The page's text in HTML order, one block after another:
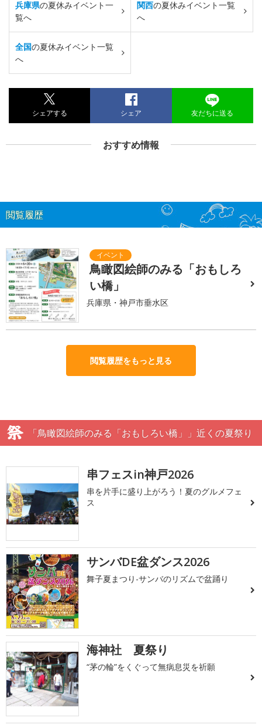
兵庫県の夏休みイベント一
覧へ
関西の夏休みイベント一覧
へ
全国の夏休みイベント一覧
へ
シェアする シェア 友だちに送る
おすすめ情報
閲覧履歴
鳥瞰図絵師のみる「おもしろ
い橋」
兵庫県・神戸市垂水区
閲覧履歴をもっと見る
「鳥瞰図絵師のみる「おもしろい橋」」近くの夏祭り
串フェスin神戸2026
串を片手に盛り上がろう！夏のグルメフェ
ス
サンバDE盆ダンス2026
舞子夏まつり-サンバのリズムで盆踊り
海神社 夏祭り
“茅の輪”をくぐって無病息災を祈願